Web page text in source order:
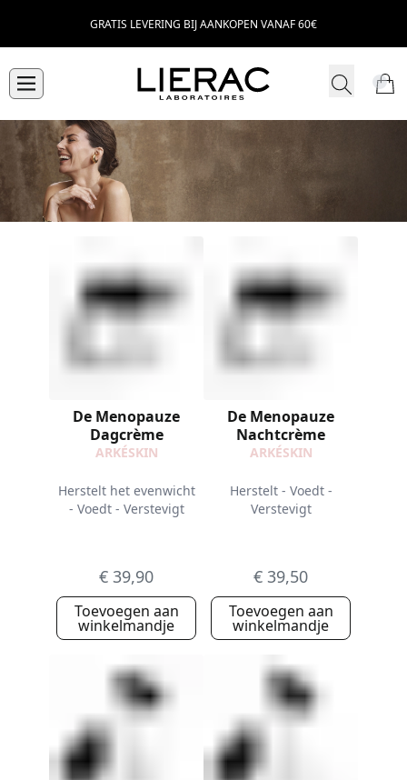
GRATIS LEVERING BIJ AANKOPEN VANAF 60€
De Menopauze
Dagcrème
ARKÉSKIN
Herstelt het evenwicht
- Voedt - Verstevigt
€ 39,90
Toevoegen aan
winkelmandje
De Menopauze
Nachtcrème
ARKÉSKIN
Herstelt - Voedt -
Verstevigt
€ 39,50
Toevoegen aan
winkelmandje